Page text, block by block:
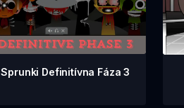
Sprunki Definitívna Fáza 3